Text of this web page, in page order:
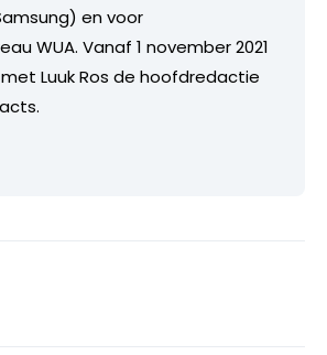
en voor
WUA. Vanaf 1 november 2021
Luuk Ros de hoofdredactie